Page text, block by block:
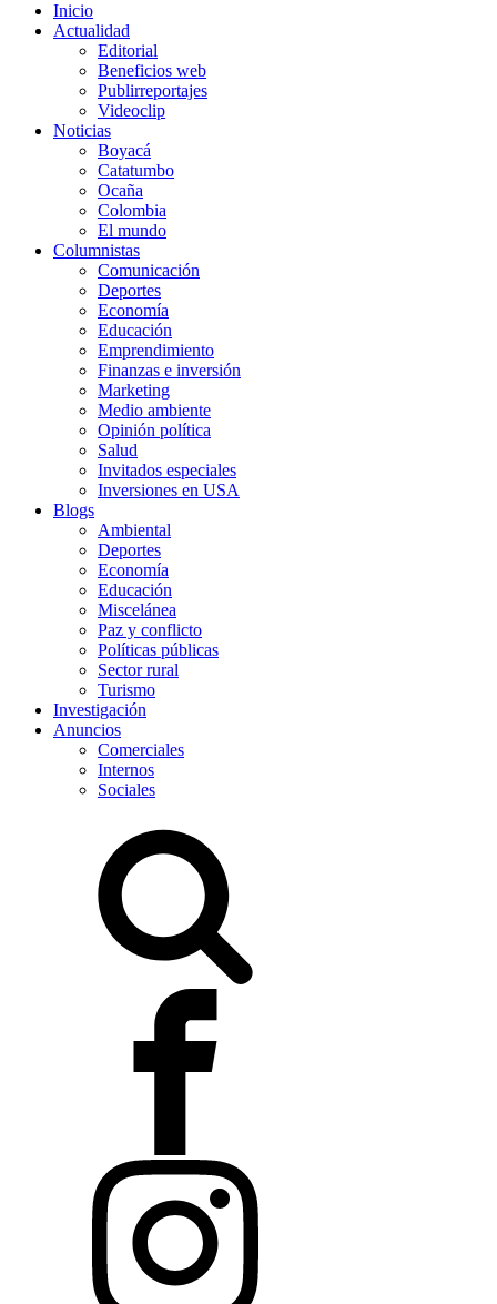
Inicio
Actualidad
Editorial
Beneficios web
Publirreportajes
Videoclip
Noticias
Boyacá
Catatumbo
Ocaña
Colombia
El mundo
Columnistas
Comunicación
Deportes
Economía
Educación
Emprendimiento
Finanzas e inversión
Marketing
Medio ambiente
Opinión política
Salud
Invitados especiales
Inversiones en USA
Blogs
Ambiental
Deportes
Economía
Educación
Miscelánea
Paz y conflicto
Políticas públicas
Sector rural
Turismo
Investigación
Anuncios
Comerciales
Internos
Sociales